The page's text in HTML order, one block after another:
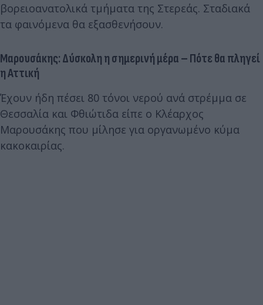
βορειοανατολικά τμήματα της Στερεάς. Σταδιακά
τα φαινόμενα θα εξασθενήσουν.
Μαρουσάκης: Δύσκολη η σημερινή μέρα – Πότε θα πληγεί
η Αττική
Έχουν ήδη πέσει 80 τόνοι νερού ανά στρέμμα σε
Θεσσαλία και Φθιώτιδα είπε ο Κλέαρχος
Μαρουσάκης που μίλησε για οργανωμένο κύμα
κακοκαιρίας.